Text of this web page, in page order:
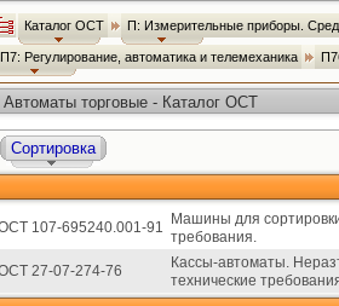
Каталог ОСТ П: Измерительные приборы.
П7: Регулирование, автоматика и телемеханика
Автоматы торговые - Каталог ОСТ
Сортировка
107-695240.001-91
Машины для
требования.
27-07-274-76
Кассы-автоматы.
технические